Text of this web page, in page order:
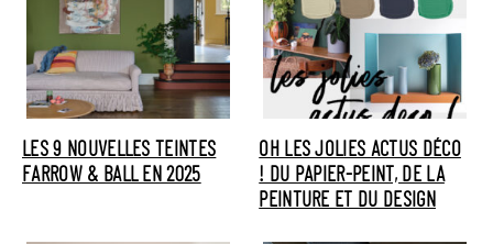
LES 9 NOUVELLES TEINTES
FARROW & BALL EN 2025
OH LES JOLIES ACTUS DÉCO
! DU PAPIER-PEINT, DE LA
PEINTURE ET DU DESIGN